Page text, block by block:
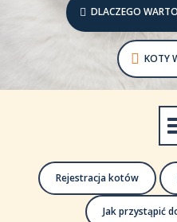
DLACZEGO
KOTY
Rejestracja kotów
Jak przystąpić